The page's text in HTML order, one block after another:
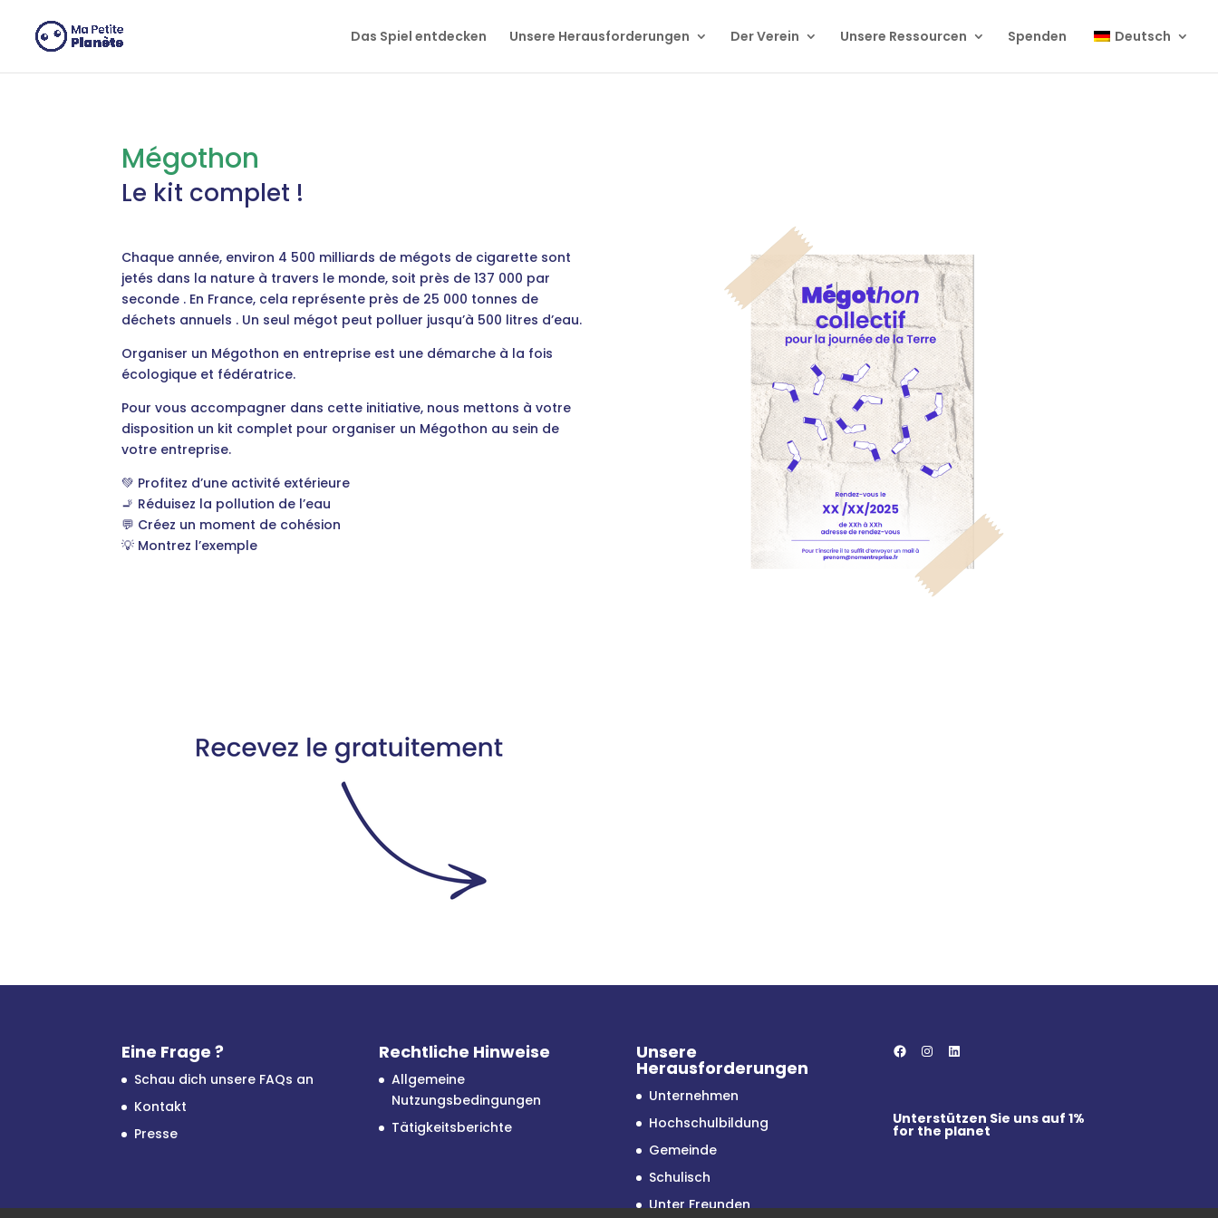
Das Spiel entdecken Unsere Herausforderungen Der Verein Unsere Ressourcen Spenden Deutsch
Mégothon
Le kit complet !
Chaque année, environ 4 500 milliards de mégots de cigarette sont
jetés dans la nature à travers le monde, soit près de 137 000 par
seconde . En France, cela représente près de 25 000 tonnes de
déchets annuels . Un seul mégot peut polluer jusqu’à 500 litres d’eau.
Organiser un Mégothon en entreprise est une démarche à la fois
écologique et fédératrice.
Pour vous accompagner dans cette initiative, nous mettons à votre
disposition un kit complet pour organiser un Mégothon au sein de
votre entreprise.
💚 Profitez d’une activité extérieure
🚬 Réduisez la pollution de l’eau
💬 Créez un moment de cohésion
💡 Montrez l’exemple
Eine Frage ?
Schau dich unsere FAQs an
Kontakt
Presse
Rechtliche Hinweise
Allgemeine
Nutzungsbedingungen
Tätigkeitsberichte
Unsere
Herausforderungen
Unternehmen
Hochschulbildung
Gemeinde
Schulisch
Unter Freunden
Facebook Instagram LinkedIn
Unterstützen Sie uns auf 1%
for the planet